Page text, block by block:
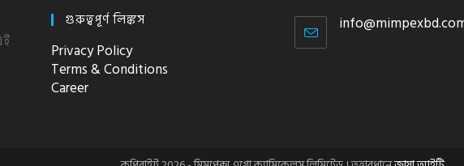
গুরুত্বপূর্ণ লিঙ্কস
Privacy Policy
Terms & Conditions
Career